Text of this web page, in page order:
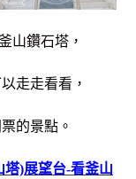
山鑽石塔，
走走看看，
的景點。
塔)展望台-看釜山